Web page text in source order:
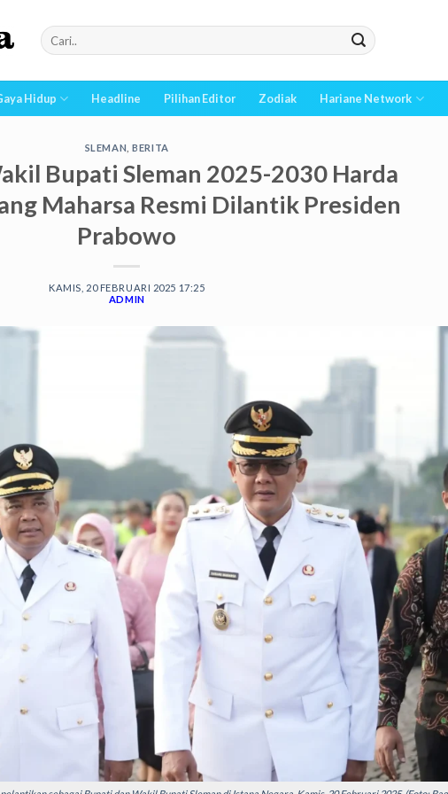
Hidup Headline Pilihan Editor Zodiak Hariane Network
SLEMAN ,BERITA
Bupati Sleman 2025-2030 Harda
Maharsa Resmi Dilantik Presiden
Prabowo
KAMIS, 20 FEBRUARI 2025 17:25
ADMIN